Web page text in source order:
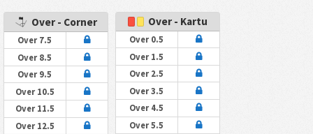
Over - Corner
Over 7.5
Over 8.5
Over 9.5
Over 10.5
Over 11.5
Over 12.5
Over - Kartu
Over 0.5
Over 1.5
Over 2.5
Over 3.5
Over 4.5
Over 5.5